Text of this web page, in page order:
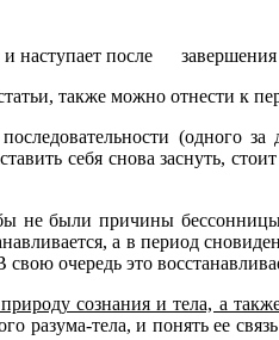
и наступает после
также можно отнести к
себя снова заснуть,
были причины
а в период
очередь это
сознания и тела, а
разума-тела, и понять ее